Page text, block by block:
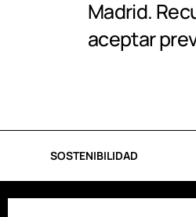
Madrid.
aceptar
SOSTENIBILIDAD